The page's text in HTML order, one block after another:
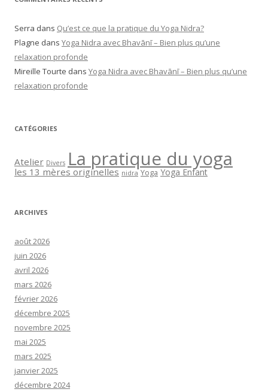
Serra dans Qu’est ce que la pratique du Yoga Nidra?
Plagne dans Yoga Nidra avec Bhavānī – Bien plus qu’une
relaxation profonde
Mireille Tourte dans Yoga Nidra avec Bhavānī – Bien plus qu’une
relaxation profonde
CATÉGORIES
Atelier Divers La pratique du yoga
les 13 mères originelles nidra Yoga Yoga Enfant
ARCHIVES
août 2026
juin 2026
avril 2026
mars 2026
février 2026
décembre 2025
novembre 2025
mai 2025
mars 2025
janvier 2025
décembre 2024